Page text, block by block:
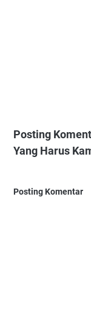
Posting
Yang Harus
Posting Komentar